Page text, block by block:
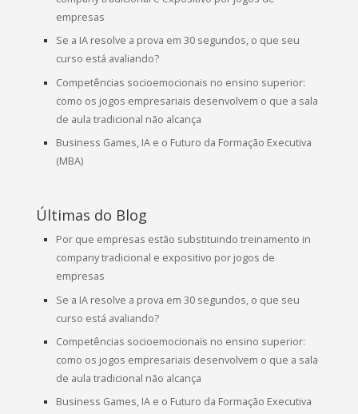
empresas
Se a IA resolve a prova em 30 segundos, o que seu
curso está avaliando?
Competências socioemocionais no ensino superior:
como os jogos empresariais desenvolvem o que a sala
de aula tradicional não alcança
Business Games, IA e o Futuro da Formação Executiva
(MBA)
Últimas do Blog
Por que empresas estão substituindo treinamento in
company tradicional e expositivo por jogos de
empresas
Se a IA resolve a prova em 30 segundos, o que seu
curso está avaliando?
Competências socioemocionais no ensino superior:
como os jogos empresariais desenvolvem o que a sala
de aula tradicional não alcança
Business Games, IA e o Futuro da Formação Executiva